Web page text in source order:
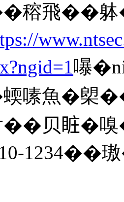
穃飛��躰
嚗
嗉魚�㮾
贝𥅾�嗅
1234��